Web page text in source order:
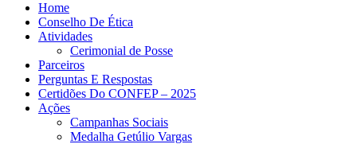
Home
Conselho De Ética
Atividades
Cerimonial de Posse
Parceiros
Perguntas E Respostas
Certidões Do CONFEP – 2025
Ações
Campanhas Sociais
Medalha Getúlio Vargas